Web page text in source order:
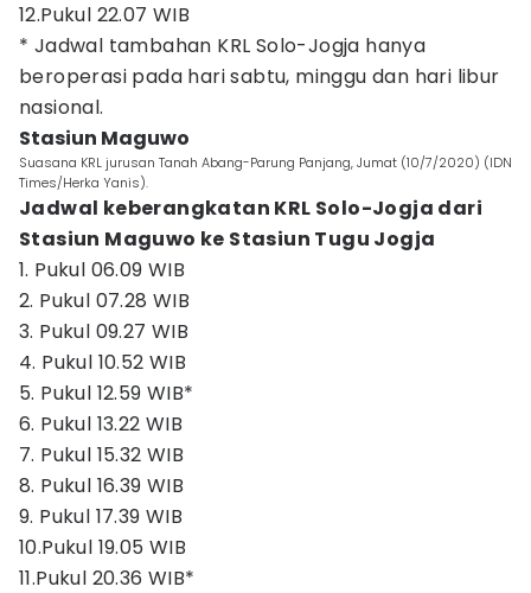
12.Pukul 22.07 WIB
* Jadwal tambahan KRL Solo-Jogja hanya
beroperasi pada hari sabtu, minggu dan hari libur
nasional.
Stasiun Maguwo
Suasana KRL jurusan Tanah Abang-Parung Panjang, Jumat (10/7/2020) (IDN
Times/Herka Yanis).
Jadwal keberangkatan KRL Solo-Jogja dari
Stasiun Maguwo ke Stasiun Tugu Jogja
1. Pukul 06.09 WIB
2. Pukul 07.28 WIB
3. Pukul 09.27 WIB
4. Pukul 10.52 WIB
5. Pukul 12.59 WIB*
6. Pukul 13.22 WIB
7. Pukul 15.32 WIB
8. Pukul 16.39 WIB
9. Pukul 17.39 WIB
10.Pukul 19.05 WIB
11.Pukul 20.36 WIB*